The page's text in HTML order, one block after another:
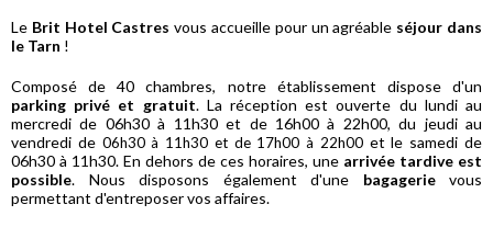
Le Brit Hotel Castres vous accueille pour un agréable séjour dans
le Tarn !
Composé de 40 chambres, notre établissement dispose d'un
parking privé et gratuit. La réception est ouverte du lundi au
mercredi de 06h30 à 11h30 et de 16h00 à 22h00, du jeudi au
vendredi de 06h30 à 11h30 et de 17h00 à 22h00 et le samedi de
06h30 à 11h30. En dehors de ces horaires, une arrivée tardive est
possible. Nous disposons également d'une bagagerievous
permettant d'entreposer vos affaires.